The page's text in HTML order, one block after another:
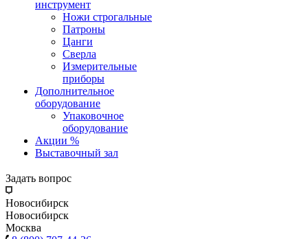
инструмент
Ножи строгальные
Патроны
Цанги
Сверла
Измерительные
приборы
Дополнительное
оборудование
Упаковочное
оборудование
Акции %
Выставочный зал
Задать вопрос
Новосибирск
Новосибирск
Москва